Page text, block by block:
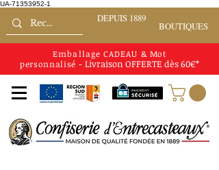
UA-71353952-1
Emballage CADEAU & Mot
personnalisé - Livraison OFFERTE dès 60€*
DEPUIS 1889
BOUTIQUES